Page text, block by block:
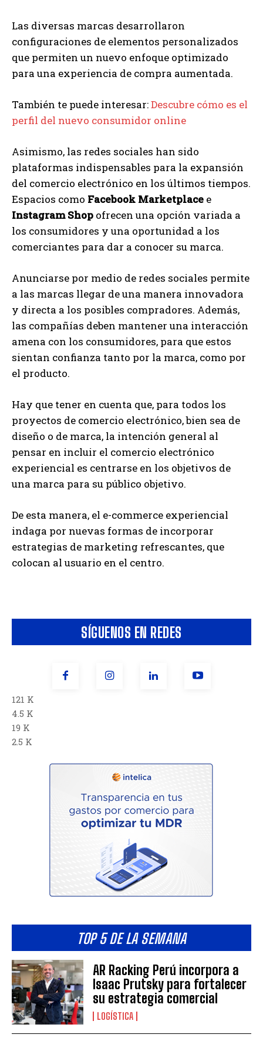
SÍGUENOS EN REDES
121 K
4.5 K
19 K
2.5 K
TOP 5 DE LA SEMANA
AR Racking Perú incorpora a
Isaac Prutsky para fortalecer
su estrategia comercial
LOGÍSTICA
Las diversas marcas desarrollaron
configuraciones de elementos personalizados
que permiten un nuevo enfoque optimizado
para una experiencia de compra aumentada.
También te puede interesar:Descubre cómo es el
perfil del nuevo consumidor online
Asimismo, las redes sociales han sido
plataformas indispensables para la expansión
del comercio electrónico en los últimos tiempos.
Espacios como Facebook Marketplace e
Instagram Shop ofrecen una opción variada a
los consumidores y una oportunidad a los
comerciantes para dar a conocer su marca.
Anunciarse por medio de redes sociales permite
a las marcas llegar de una manera innovadora
y directa a los posibles compradores. Además,
las compañías deben mantener una interacción
amena con los consumidores, para que estos
sientan confianza tanto por la marca, como por
el producto.
Hay que tener en cuenta que, para todos los
proyectos de comercio electrónico, bien sea de
diseño o de marca, la intención general al
pensar en incluir el comercio electrónico
experiencial es centrarse en los objetivos de
una marca para su público objetivo.
De esta manera, el e-commerce experiencial
indaga por nuevas formas de incorporar
estrategias de marketing refrescantes, que
colocan al usuario en el centro.